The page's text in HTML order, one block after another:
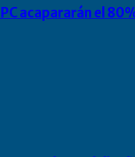
acapararán el